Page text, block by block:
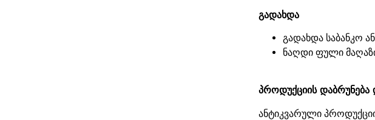
გადახდა
გადახდა საბანკო
ნაღდი ფული
პროდუქციის დაბრუნება
ანტიკვარული